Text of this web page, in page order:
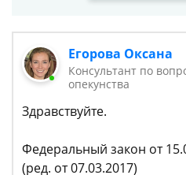
Егорова Оксана
Консультант по
опекунства
Здравствуйте.
Федеральный закон от
(ред. от 07.03.2017)